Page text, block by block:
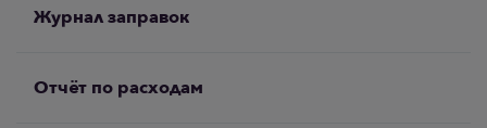
порядок в учёте и готовность к аудиту.
Журнал заправок
импортируйте напрямую из отчёта по топливу в
Excel. Отслеживайте литры, стоимость за литр и
Отчёт по расходам